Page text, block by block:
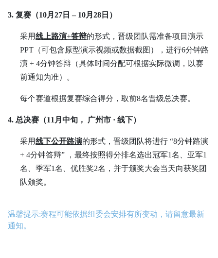
3. 复赛（10月27日 – 10月28日）
采用线上路演+答辩的形式，晋级团队需准备项目演示
PPT（可包含原型演示视频或数据截图），进行6分钟路
演 + 4分钟答辩（具体时间分配可根据实际微调，以赛
前通知为准）。
每个赛道根据复赛综合得分，取前8名晋级总决赛。
4. 总决赛（11月中旬， 广州市 · 线下）
采用线下公开路演的形式，晋级团队将进行 “8分钟路演
+ 4分钟答辩” ，最终按照得分排名选出冠军1名、亚军1
名、季军1名、优胜奖2名，并于颁奖大会当天向获奖团
队颁奖。
温馨提示:赛程可能依据组委会安排有所变动，请留意最新
通知。